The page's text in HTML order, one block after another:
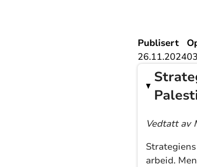
Publisert
26.11.2024
Vedtatt av
arbeid.